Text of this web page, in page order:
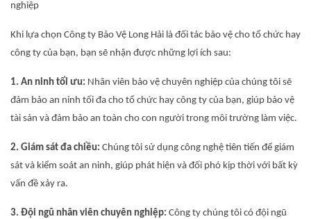
nghiệp
Khi lựa chọn Công ty Bảo Vệ Long Hải là đối tác bảo vệ cho tổ chức hay
công ty của bạn, bạn sẽ nhận được những lợi ích sau:
1. An ninh tối ưu: Nhân viên bảo vệ chuyên nghiệp của chúng tôi sẽ
đảm bảo an ninh tối đa cho tổ chức hay công ty của bạn, giúp bảo vệ
tài sản và đảm bảo an toàn cho con người trong môi trường làm việc.
2. Giám sát đa chiều: Chúng tôi sử dụng công nghệ tiên tiến để giám
sát và kiểm soát an ninh, giúp phát hiện và đối phó kịp thời với bất kỳ
vấn đề xảy ra.
3. Đội ngũ nhân viên chuyên nghiệp: Công ty chúng tôi có đội ngũ